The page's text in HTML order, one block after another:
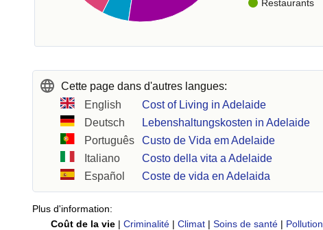
Restaurants
Cette page dans d'autres langues:
English
Cost of Living in Adelaide
Deutsch
Lebenshaltungskosten in Adelaide
Português
Custo de Vida em Adelaide
Italiano
Costo della vita a Adelaide
Español
Coste de vida en Adelaida
Plus d'information:
Coût de la vie | Criminalité | Climat | Soins de santé | Pollution